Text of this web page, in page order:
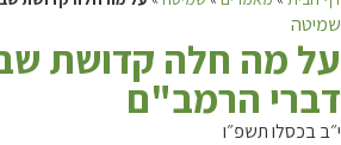
שמיטה
על מה חלה קדושת
דברי הרמב"ם
י״ב בכסלו תשפ״ו